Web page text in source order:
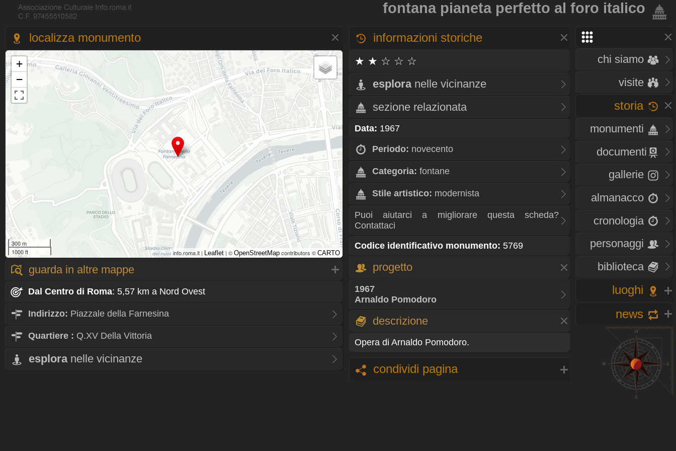
fontana pianeta perfetto al foro italico
chi siamo
visite
storia
monumenti
documenti
gallerie
almanacco
cronologia
personaggi
biblioteca
luoghi
news
localizza monumento
+
−
300 m
1000 ft
info.roma.it | Leaflet | © OpenStreetMap contributors © CARTO
guarda in altre mappe
Dal Centro di Roma: 5,57 km a Nord Ovest
Indirizzo: Piazzale della Farnesina
Quartiere : Q.XV Della Vittoria
esplora nelle vicinanze
informazioni storiche
★ ★ ☆ ☆ ☆
esplora nelle vicinanze
sezione relazionata
Data: 1967
Periodo: novecento
Categoria: fontane
Stile artistico: modernista
Puoi aiutarci a migliorare questa scheda?
Contattaci
Codice identificativo monumento: 5769
progetto
1967
Arnaldo Pomodoro
descrizione
Opera di Arnaldo Pomodoro.
condividi pagina